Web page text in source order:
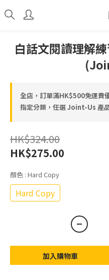
白話文閱讀理解
全店，訂單滿HK$500免運費
指定分類，任選 Joint-Us 產
HK$324.00
HK$275.00
顏色 : Hard Copy
Hard Copy
加入購物車